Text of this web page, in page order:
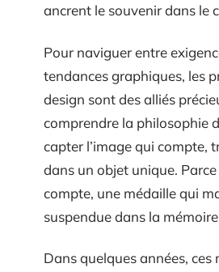
ancrent le souvenir dans le
Pour naviguer entre
tendances graphiques, les
design sont des alliés
comprendre la philosophie
capter l’image qui compte,
dans un objet unique.
compte, une médaille qui
suspendue dans la
Dans quelques années, ces